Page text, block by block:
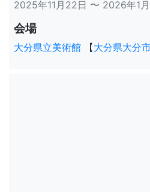
2025年11月22日 〜 2026年1
会場
大分県立美術館 【大分県大分